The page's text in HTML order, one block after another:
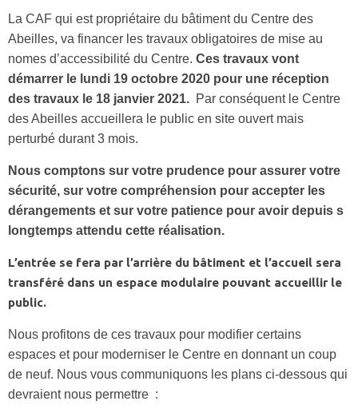
La CAF qui est propriétaire du bâtiment du Centre des
Abeilles, va financer les travaux obligatoires de mise au
nomes d’accessibilité du Centre. Ces travaux vont
démarrer le lundi 19 octobre 2020 pour une réception
des travaux le 18 janvier 2021. Par conséquent le Centre
des Abeilles accueillera le public en site ouvert mais
perturbé durant 3 mois.
Nous comptons sur votre prudence pour assurer votre
sécurité, sur votre compréhension pour accepter les
dérangements et sur votre patience pour avoir depuis s
longtemps attendu cette réalisation.
L’entrée se fera par l’arrière du bâtiment et l’accueil sera
transféré dans un espace modulaire pouvant accueillir le
public.
Nous profitons de ces travaux pour modifier certains
espaces et pour moderniser le Centre en donnant un coup
de neuf. Nous vous communiquons les plans ci-dessous qui
devraient nous permettre :